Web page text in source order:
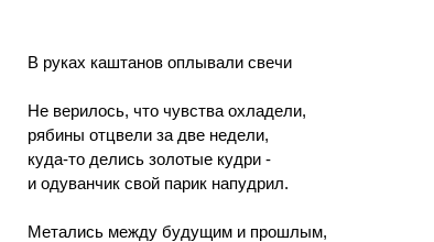
В руках каштанов оплывали свечи
Не верилось, что чувства охладели,
рябины отцвели за две недели,
куда-то делись золотые кудри -
и одуванчик свой парик напудрил.
Метались между будущим и прошлым,